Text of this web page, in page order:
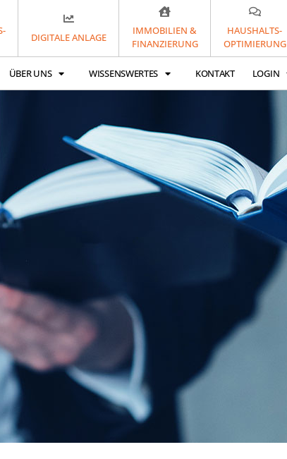
DIGITALE ANLAGE
IMMOBILIEN &
FINANZIERUNG
HAUSHALTS-
OPTIMIERUNG
ÜBER UNS WISSENSWERTES KONTAKT LOGIN